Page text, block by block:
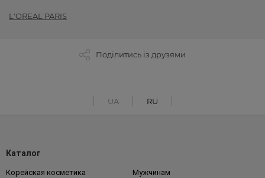
L'OREAL PARIS
Поділитись із друзями
UA RU
Каталог
Корейская косметика Мужчинам